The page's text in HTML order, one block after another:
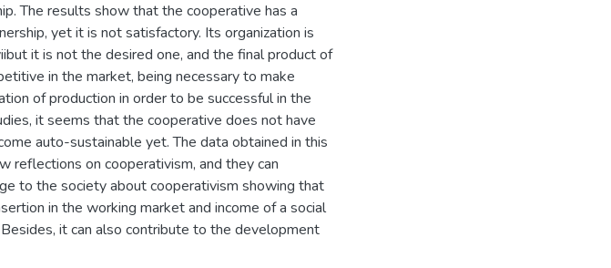
The results show that the cooperative has a
yet it is not satisfactory. Its organization is
it is not the desired one, and the final product of
in the market, being necessary to make
of production in order to be successful in the
it seems that the cooperative does not have
auto-sustainable yet. The data obtained in this
reflections on cooperativism, and they can
to the society about cooperativism showing that
in the working market and income of a social
it can also contribute to the development